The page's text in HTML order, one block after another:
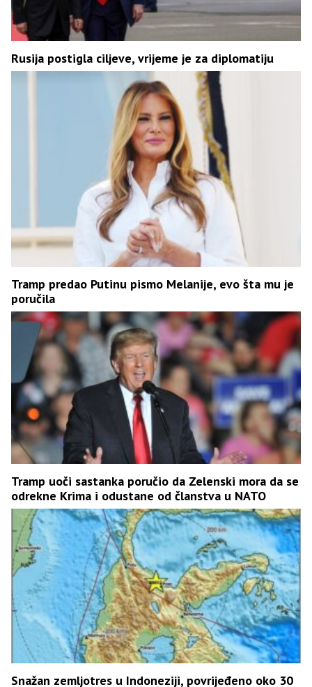
Rusija postigla ciljeve, vrijeme je za diplomatiju
Tramp predao Putinu pismo Melanije, evo šta mu je
poručila
Tramp uoči sastanka poručio da Zelenski mora da se
odrekne Krima i odustane od članstva u NATO
Snažan zemljotres u Indoneziji, povrijeđeno oko 30